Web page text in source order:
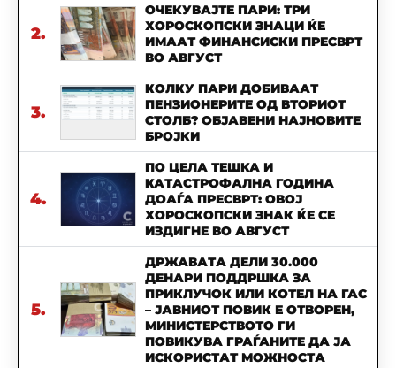
2.
ОЧЕКУВАЈТЕ ПАРИ: ТРИ
ХОРОСКОПСКИ ЗНАЦИ ЌЕ
ИМААТ ФИНАНСИСКИ ПРЕСВРТ
ВО АВГУСТ
3.
КОЛКУ ПАРИ ДОБИВААТ
ПЕНЗИОНЕРИТЕ ОД ВТОРИОТ
СТОЛБ? ОБЈАВЕНИ НАЈНОВИТЕ
БРОЈКИ
4.
ПО ЦЕЛА ТЕШКА И
КАТАСТРОФАЛНА ГОДИНА
ДОАЃА ПРЕСВРТ: ОВОЈ
ХОРОСКОПСКИ ЗНАК ЌЕ СЕ
ИЗДИГНЕ ВО АВГУСТ
5.
ДРЖАВАТА ДЕЛИ 30.000
ДЕНАРИ ПОДДРШКА ЗА
ПРИКЛУЧОК ИЛИ КОТЕЛ НА ГАС
– ЈАВНИОТ ПОВИК Е ОТВОРЕН,
МИНИСТЕРСТВОТО ГИ
ПОВИКУВА ГРАЃАНИТЕ ДА ЈА
ИСКОРИСТАТ МОЖНОСТА